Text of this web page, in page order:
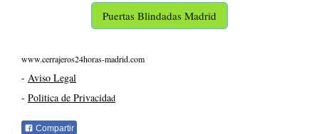
Puertas Blindadas Madrid
www.cerrajeros24horas-madrid.com
- Aviso Legal
- Politica de Privacidad
Compartir